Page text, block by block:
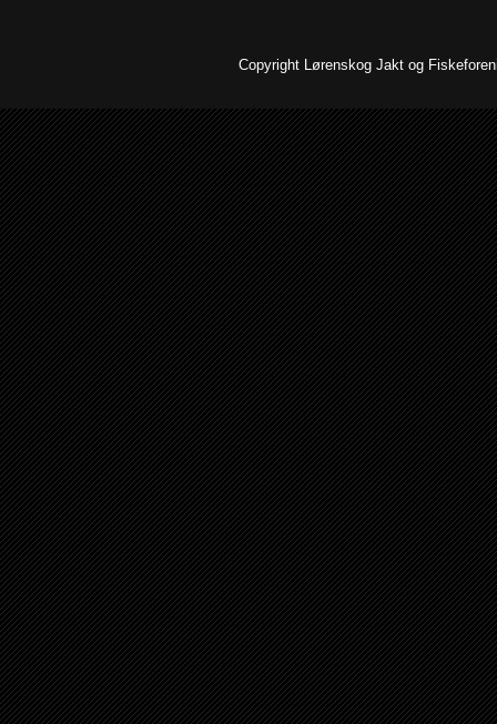
Copyright Lørenskog Jakt og